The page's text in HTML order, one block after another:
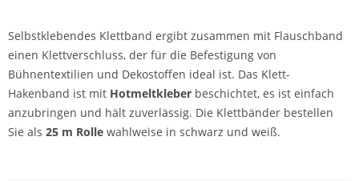
Selbstklebendes Klettband ergibt zusammen mit Flauschband
einen Klettverschluss, der für die Befestigung von
Bühnentextilien und Dekostoffen ideal ist. Das Klett-
Hakenband ist mit Hotmeltkleber beschichtet, es ist einfach
anzubringen und hält zuverlässig. Die Klettbänder bestellen
Sie als 25 m Rolle wahlweise in schwarz und weiß.